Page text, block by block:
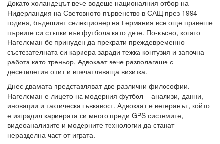
Докато холандецът вече водеше националния отбор на
Нидерландия на Световното първенство в САЩ през 1994
година, бъдещият селекционер на Германия все още правеше
първите си стъпки във футбола като дете. По-късно, когато
Нагелсман бе принуден да прекрати преждевременно
състезателната си кариера заради тежка контузия и започна
работа като треньор, Адвокаат вече разполагаше с
десетилетия опит и впечатляваща визитка.
Днес двамата представляват две различни философии.
Нагелсман е лицето на модерния футбол – анализи, данни,
иновации и тактическа гъвкавост. Адвокаат е ветеранът, който
е изградил кариерата си много преди GPS системите,
видеоанализите и модерните технологии да станат
неразделна част от играта.